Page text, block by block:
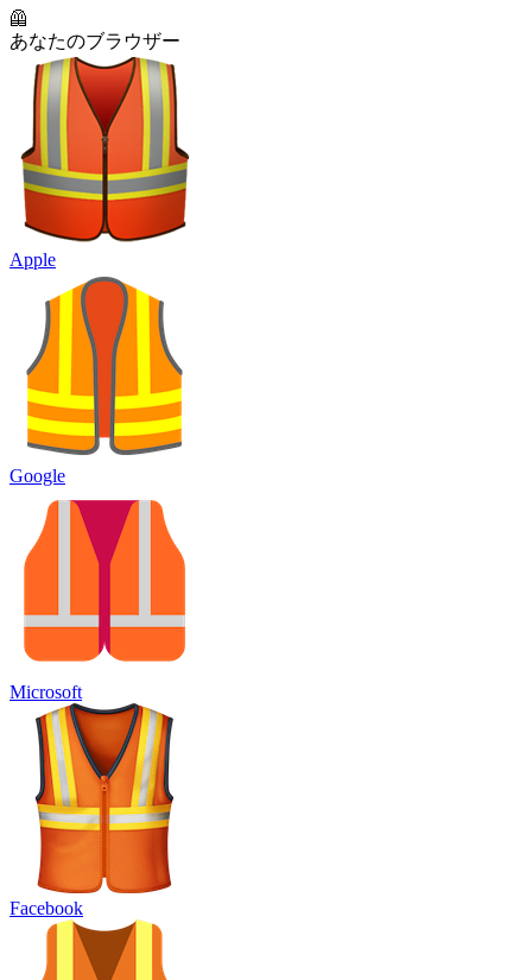
🦺
あなたのブラウザー
Apple
Google
Microsoft
Facebook